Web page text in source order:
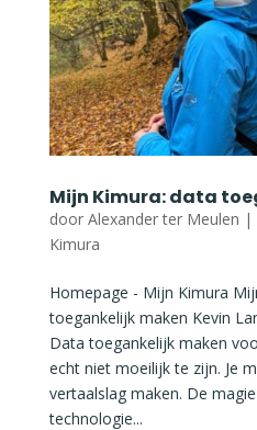
Mijn Kimura: data
door Alexander ter Meulen |
Kimura
Homepage - Mijn Kimura
toegankelijk maken Kevin
Data toegankelijk maken
echt niet moeilijk te zijn. Je
vertaalslag maken. De
technologie...